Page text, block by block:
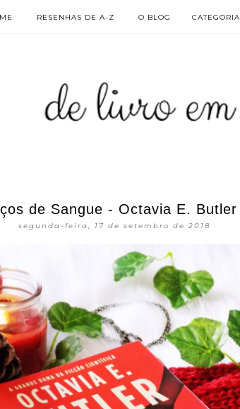
RESENHAS DE A-Z O BLOG
de Sangue - Octavia E.
segunda-feira, 17 de setembro de 2018